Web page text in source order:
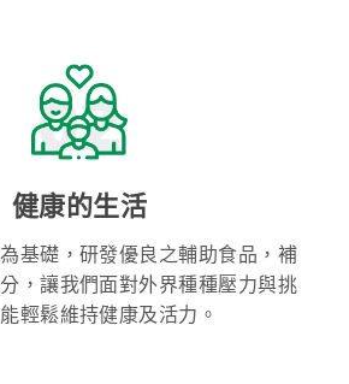
02
健康的生活
基礎，研發優良之輔助食品，補
，讓我們面對外界種種壓力與挑
輕鬆維持健康及活力。